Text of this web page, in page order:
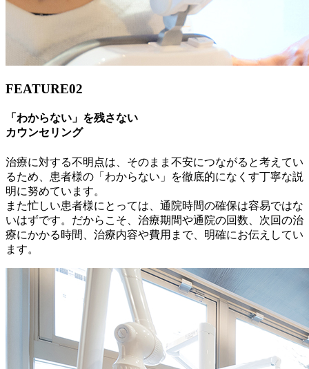
FEATURE02
「わからない」を残さない
カウンセリング
治療に対する不明点は、そのまま不安につながると考えてい
るため、患者様の「わからない」を徹底的になくす丁寧な説
明に努めています。
また忙しい患者様にとっては、通院時間の確保は容易ではな
いはずです。だからこそ、治療期間や通院の回数、次回の治
療にかかる時間、治療内容や費用まで、明確にお伝えしてい
ます。